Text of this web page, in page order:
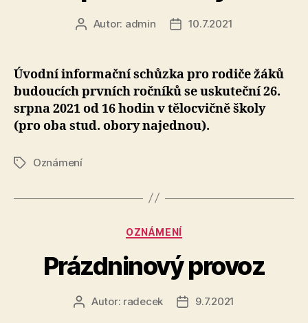
AutorAutor: admin
Datum
10.7.2021
Úvodní informační schůzka pro rodiče žáků
budoucích prvních ročníků se uskuteční 26.
srpna 2021 od 16 hodin v tělocvičně školy
(pro oba stud. obory najednou).
ŠtítkyOznámení
Rubriky
OZNÁMENÍ
Prázdninový provoz
AutorAutor: radecek
Datum
9.7.2021